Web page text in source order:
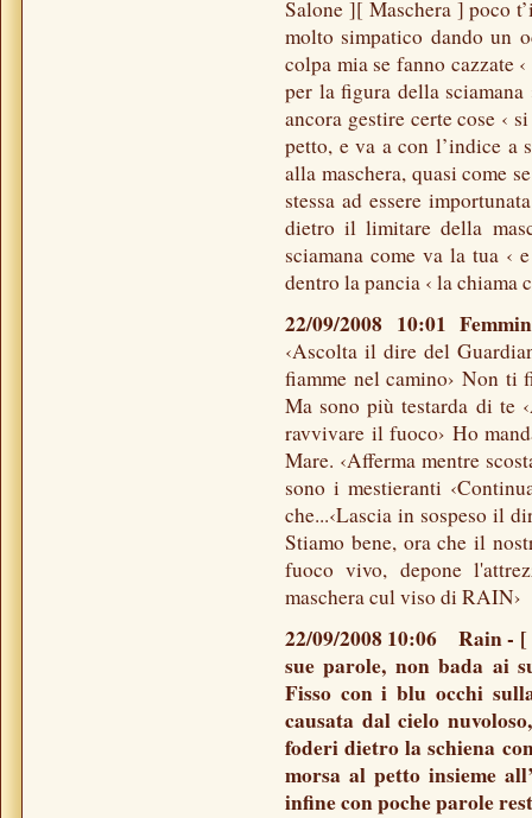
Salone ][ Maschera ] poco
molto simpatico dando un
colpa mia se fanno cazzate
per la figura della
ancora gestire certe cose ‹
petto, e va a con l’indice a
alla maschera, quasi come
stessa ad essere
dietro il limitare della
sciamana come va la tua ‹
dentro la pancia ‹ la chiama
22/09/2008 10:01
‹Ascolta il dire del
fiamme nel camino› Non ti
Ma sono più testarda di te
ravvivare il fuoco› Ho
Mare. ‹Afferma mentre
sono i mestieranti
che...‹Lascia in sospeso il
Stiamo bene, ora che il
fuoco vivo, depone
maschera cul viso di RAIN›
22/09/2008 10:06 Rain - [
sue parole, non bada ai
Fisso con i blu occhi
causata dal cielo
foderi dietro la schiena
morsa al petto insieme
infine con poche parole